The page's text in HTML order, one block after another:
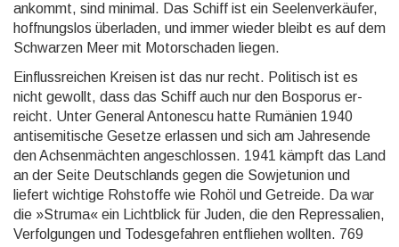
ankommt, sind minimal. Das Schiff ist ein Seelenverkäufer,
hoffnungslos überladen, und immer wieder bleibt es auf dem
Schwarzen Meer mit Motor­schaden liegen.
Einflussreichen Kreisen ist das nur recht. Politisch ist es
nicht gewollt, dass das Schiff auch nur den Bos­porus er­
reicht. Unter General Antonescu hatte Rumänien 1940
antisemitische Gesetze erlassen und sich am Jahresende
den Achsenmächten angeschlossen. 1941 kämpft das Land
an der Seite Deutschlands gegen die Sowjetunion und
liefert wichtige Rohstoffe wie Rohöl und Getreide. Da war
die »Struma« ein Lichtblick für Juden, die den Repressalien,
Verfolgungen und Todesgefahren entfliehen wollten. 769